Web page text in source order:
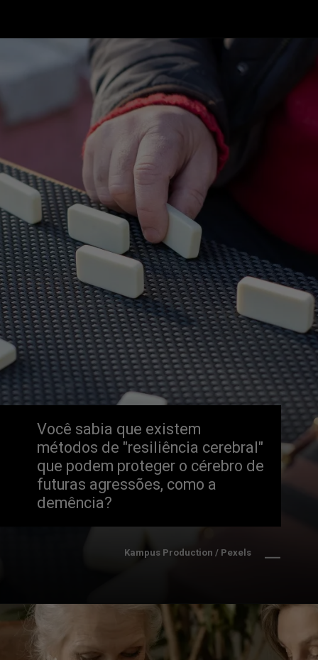
Você sabia que existem
métodos de "resiliência cerebral"
que podem proteger o cérebro de
futuras agressões, como a
demência?
Kampus Production / Pexels